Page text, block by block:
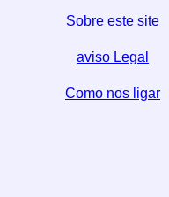
Sobre este site
aviso Legal
Como nos ligar